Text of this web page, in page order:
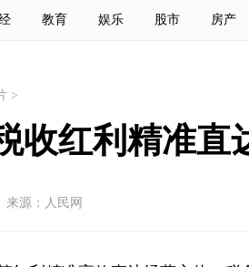
教育 娱乐 股市 房产
>
收红利精准直
来源：人民网